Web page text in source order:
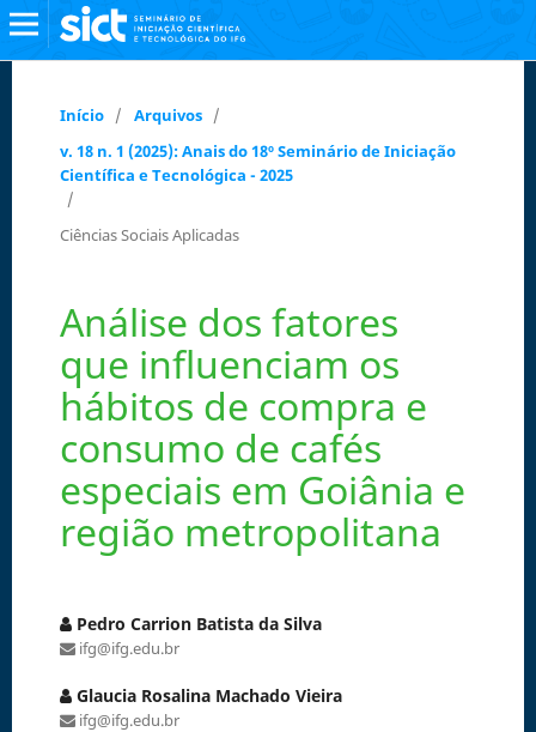
Início / Arquivos /
v. 18 n. 1 (2025): Anais do 18º Seminário de Iniciação
Científica e Tecnológica - 2025
/
Ciências Sociais Aplicadas
Análise dos fatores
que influenciam os
hábitos de compra e
consumo de cafés
especiais em Goiânia e
região metropolitana
Pedro Carrion Batista da Silva
ifg@ifg.edu.br
Glaucia Rosalina Machado Vieira
ifg@ifg.edu.br